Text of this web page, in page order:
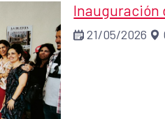
Inauguración
21/05/2026